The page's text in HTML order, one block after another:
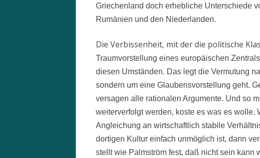
Griechenland doch erhebliche Unterschiede
Rumänien und den Niederlanden.
Die Verbissenheit, mit der die politische
Traumvorstellung eines europäischen
diesen Umständen. Das legt die Vermutung
sondern um eine Glaubensvorstellung geht.
versagen alle rationalen Argumente. Und so
weiterverfolgt werden, koste es was es
Angleichung an wirtschaftlich stabile
dortigen Kultur einfach unmöglich ist, dann
stellt wie Palmström fest, daß nicht sein kann